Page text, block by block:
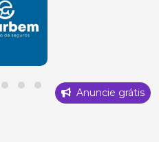
Anuncie grátis